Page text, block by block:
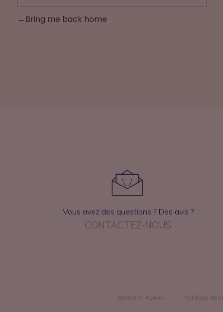
Bring me back home
Vous avez des questions ? Des avis ?
CONTACTEZ-NOUS
Mentions légales Politique de